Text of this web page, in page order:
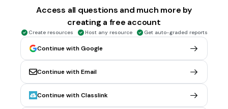
Observe le sac de billes. Complète la phrase à l’aide d’une
des expressions suivantes.
impossible
possible
plus probable
moins probable
Access all questions and much more by
creating a free account
Create resources Host any resource Get auto-graded reports
Continue with Google
Continue with Email
Continue with Classlink